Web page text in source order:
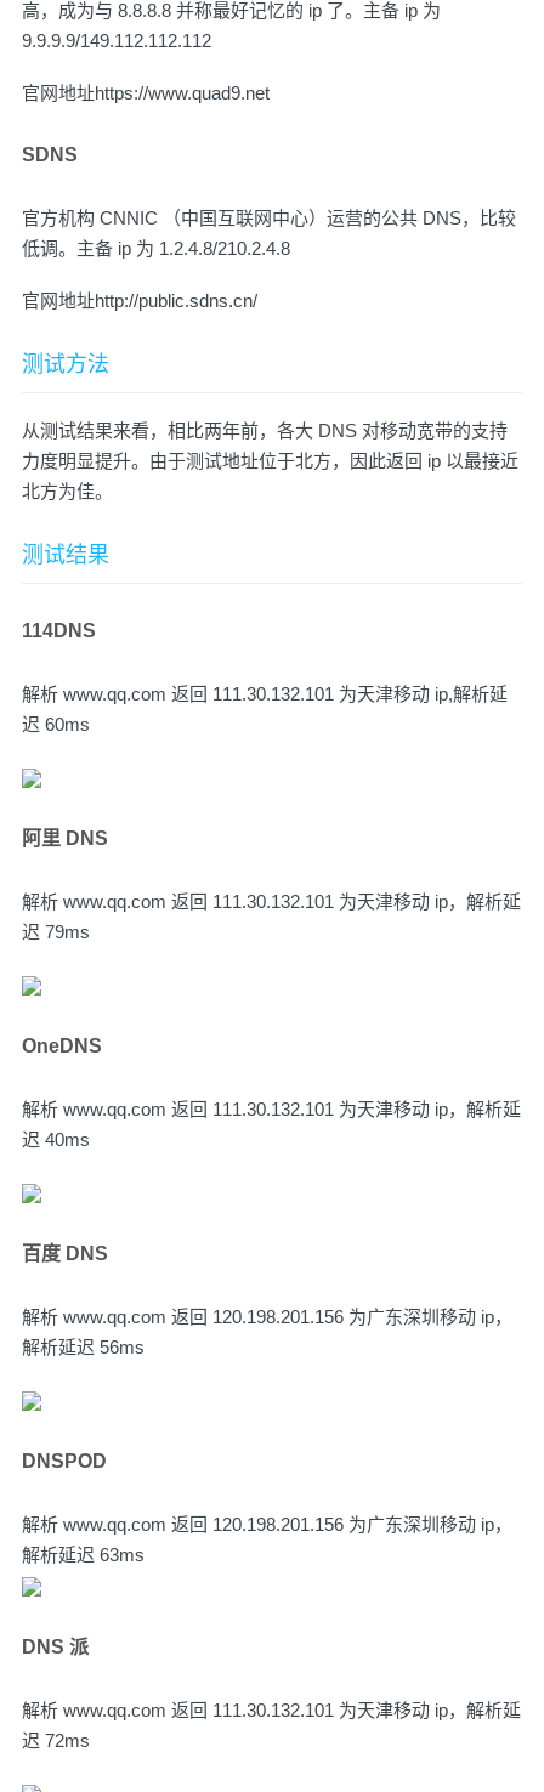
高，成为与 8.8.8.8 并称最好记忆的 ip 了。主备 ip 为
9.9.9.9/149.112.112.112
官网地址https://www.quad9.net
SDNS
官方机构 CNNIC （中国互联网中心）运营的公共 DNS，比较
低调。主备 ip 为 1.2.4.8/210.2.4.8
官网地址http://public.sdns.cn/
测试方法
从测试结果来看，相比两年前，各大 DNS 对移动宽带的支持
力度明显提升。由于测试地址位于北方，因此返回 ip 以最接近
北方为佳。
测试结果
114DNS
解析 www.qq.com 返回 111.30.132.101 为天津移动 ip,解析延
迟 60ms
阿里 DNS
解析 www.qq.com 返回 111.30.132.101 为天津移动 ip，解析延
迟 79ms
OneDNS
解析 www.qq.com 返回 111.30.132.101 为天津移动 ip，解析延
迟 40ms
百度 DNS
解析 www.qq.com 返回 120.198.201.156 为广东深圳移动 ip，
解析延迟 56ms
DNSPOD
解析 www.qq.com 返回 120.198.201.156 为广东深圳移动 ip，
解析延迟 63ms
DNS 派
解析 www.qq.com 返回 111.30.132.101 为天津移动 ip，解析延
迟 72ms